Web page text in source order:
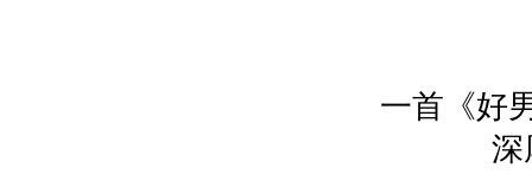
一首《好
深